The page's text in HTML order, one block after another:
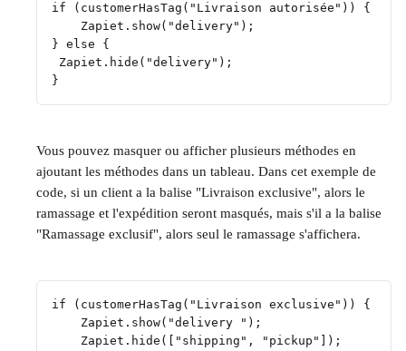
if (customerHasTag("Livraison autorisée")) {
    Zapiet.show("delivery");
} else {
Zapiet.hide("delivery");
}
Vous pouvez masquer ou afficher plusieurs méthodes en
ajoutant les méthodes dans un tableau. Dans cet exemple de
code, si un client a la balise "Livraison exclusive", alors le
ramassage et l'expédition seront masqués, mais s'il a la balise
"Ramassage exclusif", alors seul le ramassage s'affichera.
if (customerHasTag("Livraison exclusive")) {
    Zapiet.show("delivery ");
    Zapiet.hide(["shipping", "pickup"]);